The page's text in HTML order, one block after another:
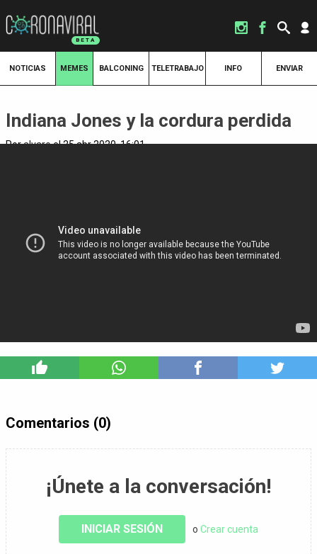
NOTICIAS MEMES BALCONING TELETRABAJO INFO ENVIAR
Indiana Jones y la cordura perdida
Poralvaroel 25 abr 2020, 16:01
Comentarios (0)
¡Únete a la conversación!
INICIAR SESIÓN o Crear cuenta